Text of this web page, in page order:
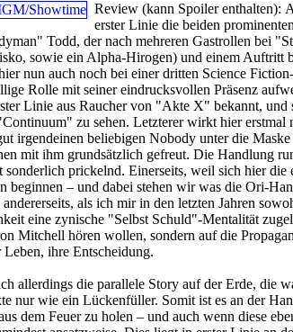
Review (kann Spoiler enthalten):
erster Linie die beiden
Todd, der nach mehreren Gastrollen bei
sowie ein Alpha-Hirogen) und einem
nun auch noch bei einer dritten Science
Rolle mit seiner eindrucksvollen Präsenz
Linie aus Raucher von "Akte X" bekannt, und
zu sehen. Letzterer wirkt hier erstmal
irgendeinen beliebigen Nobody unter die
mit ihm grundsätzlich gefreut. Die Handlung
sonderlich prickelnd. Einerseits, weil sich hier die
beginnen – und dabei stehen wir was die Ori-
als ich mir in den letzten Jahren
eine zynische "Selbst Schuld"-Mentalität
Mitchell hören wollen, sondern auf die
ihre Entscheidung.
allerdings die parallele Story auf der Erde, die
nur wie ein Lückenfüller. Somit ist es an der
dem Feuer zu holen – und auch wenn diese